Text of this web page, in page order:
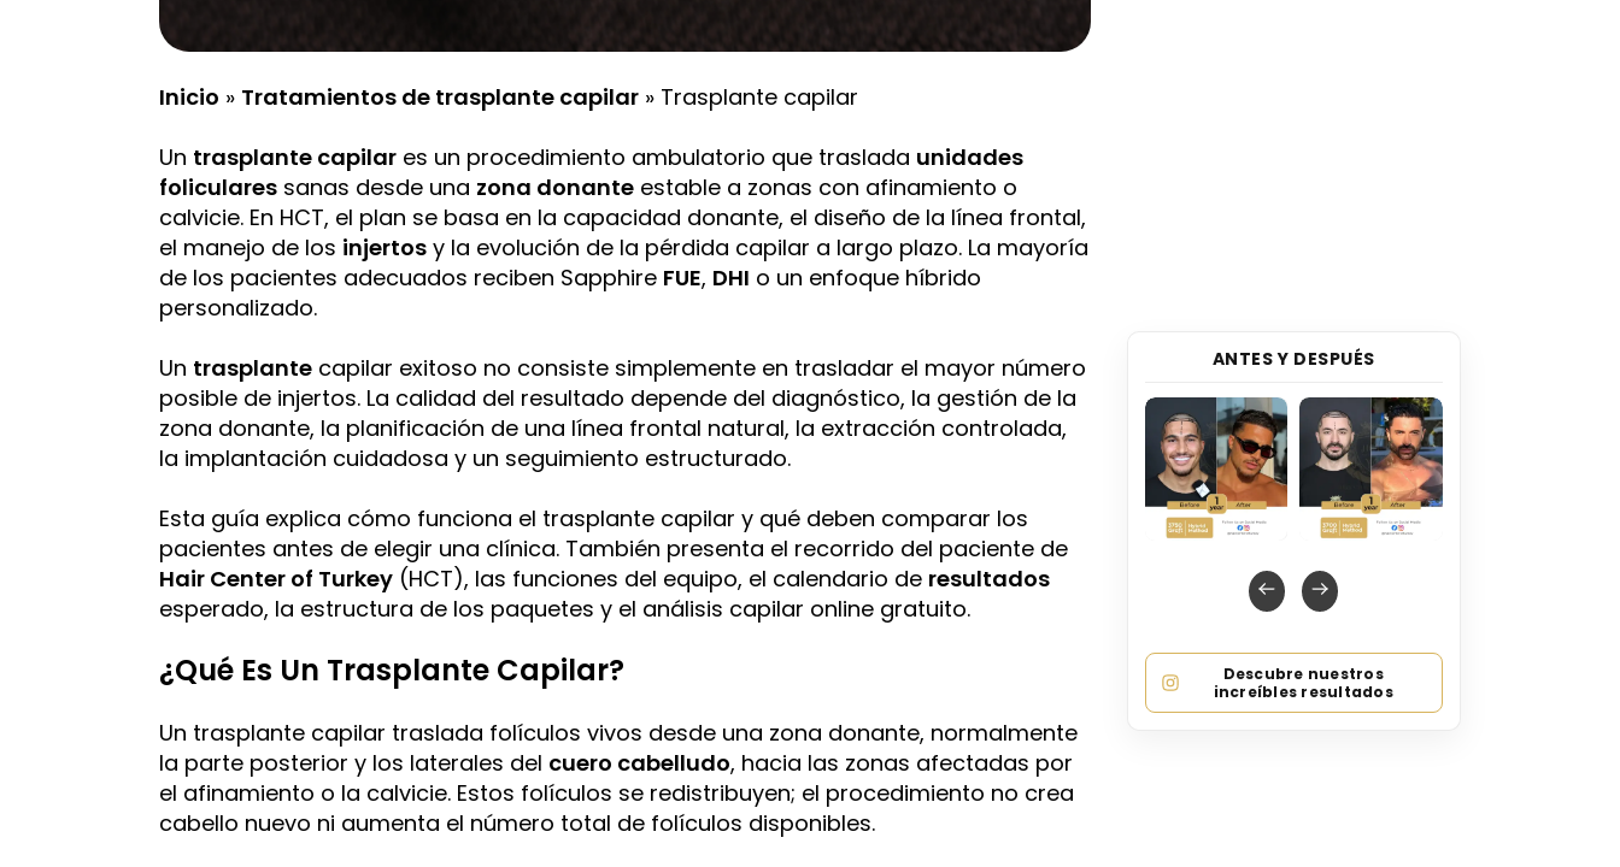
Inicio » Tratamientos de trasplante capilar » Trasplante capilar
Un trasplante capilar es un procedimiento ambulatorio que traslada unidades
foliculares sanas desde una zona donante estable a zonas con afinamiento o
calvicie. En HCT, el plan se basa en la capacidad donante, el diseño de la línea frontal,
el manejo de los injertos y la evolución de la pérdida capilar a largo plazo. La mayoría
de los pacientes adecuados reciben Sapphire FUE, DHI o un enfoque híbrido
personalizado.
Un trasplante capilar exitoso no consiste simplemente en trasladar el mayor número
posible de injertos. La calidad del resultado depende del diagnóstico, la gestión de la
zona donante, la planificación de una línea frontal natural, la extracción controlada,
la implantación cuidadosa y un seguimiento estructurado.
Esta guía explica cómo funciona el trasplante capilar y qué deben comparar los
pacientes antes de elegir una clínica. También presenta el recorrido del paciente de
Hair Center of Turkey (HCT), las funciones del equipo, el calendario de resultados
esperado, la estructura de los paquetes y el análisis capilar online gratuito.
¿Qué Es Un Trasplante Capilar?
Un trasplante capilar traslada folículos vivos desde una zona donante, normalmente
la parte posterior y los laterales del cuero cabelludo, hacia las zonas afectadas por
el afinamiento o la calvicie. Estos folículos se redistribuyen; el procedimiento no crea
cabello nuevo ni aumenta el número total de folículos disponibles.
ANTES Y DESPUÉS
Descubre nuestros
increíbles resultados